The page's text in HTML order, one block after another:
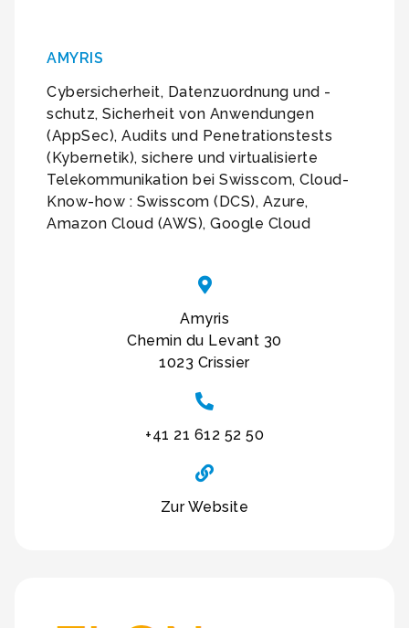
AMYRIS
Cybersicherheit, Datenzuordnung und -
schutz, Sicherheit von Anwendungen
(AppSec), Audits und Penetrationstests
(Kybernetik), sichere und virtualisierte
Telekommunikation bei Swisscom, Cloud-
Know-how : Swisscom (DCS), Azure,
Amazon Cloud (AWS), Google Cloud
Amyris
Chemin du Levant 30
1023 Crissier
+41 21 612 52 50
Zur Website